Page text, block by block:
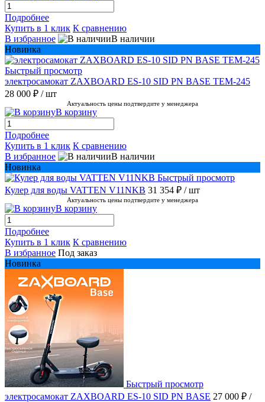
Подробнее
Купить в 1 клик К сравнению
В избранное
В наличии
Новинка
Быстрый просмотр
электросамокат ZAXBOARD ES-10 SID PN BASE TEM-245
28 000 ₽ / шт
Актуальность цены подтвердите у менеджера
В корзину
Подробнее
Купить в 1 клик К сравнению
В избранное
В наличии
Новинка
Быстрый просмотр
Кулер для воды VATTEN V11NKB 31 354 ₽ / шт
Актуальность цены подтвердите у менеджера
В корзину
Подробнее
Купить в 1 клик К сравнению
В избранное Под заказ
Новинка
Быстрый просмотр
электросамокат ZAXBOARD ES-10 SID PN BASE 27 000 ₽ /